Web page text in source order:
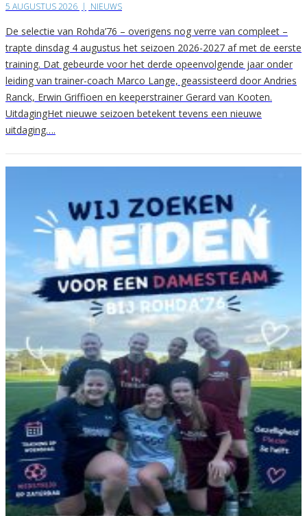
5 AUGUSTUS 2026 | NIEUWS
De selectie van Rohda’76 – overigens nog verre van compleet –
trapte dinsdag 4 augustus het seizoen 2026-2027 af met de eerste
training. Dat gebeurde voor het derde opeenvolgende jaar onder
leiding van trainer-coach Marco Lange, geassisteerd door Andries
Ranck, Erwin Griffioen en keeperstrainer Gerard van Kooten.
UitdagingHet nieuwe seizoen betekent tevens een nieuwe
uitdaging….